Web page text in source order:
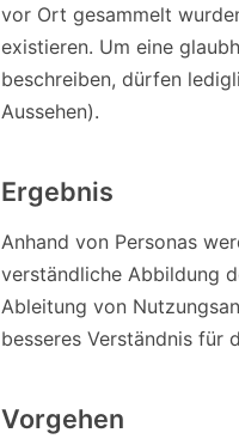
vor Ort gesammelt
existieren. Um eine
beschreiben, dürfen
Aussehen).
Ergebnis
Anhand von Personas
verständliche Abbildung
Ableitung von
besseres Verständnis für
Vorgehen